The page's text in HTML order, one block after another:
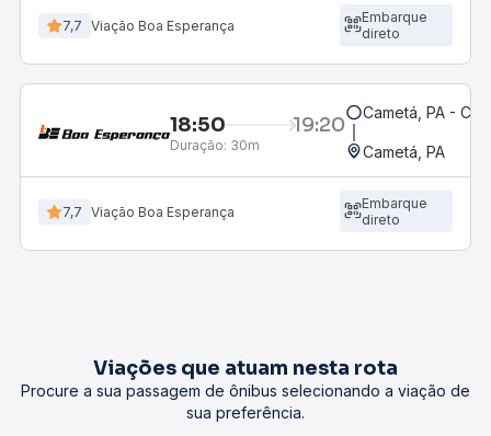
7,7 Viação Boa Esperança
Embarque
direto
18:50 19:20
Duração: 30m
Cametá, PA -
Cametá, PA
7,7 Viação Boa Esperança
Embarque
direto
Viações que atuam nesta rota
Procure a sua passagem de ônibus selecionando a viação de
sua preferência.